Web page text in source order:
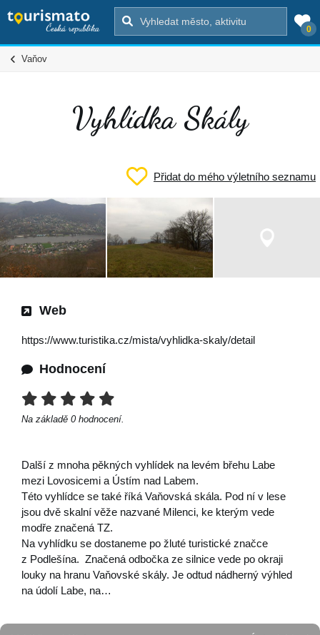
0
Vaňov
Vyhlídka Skály
Přidat do mého výletního seznamu
Web
https://www.turistika.cz/mista/vyhlidka-skaly/detail
Hodnocení
Na základě 0 hodnocení.
Další z mnoha pěkných vyhlídek na levém břehu Labe
mezi Lovosicemi a Ústím nad Labem.
Této vyhlídce se také říká Vaňovská skála. Pod ní v lese
jsou dvě skalní věže nazvané Milenci, ke kterým vede
modře značená TZ.
Na vyhlídku se dostaneme po žluté turistické značce
z Podlešína. Značená odbočka ze silnice vede po okraji
louky na hranu Vaňovské skály. Je odtud nádherný výhled
na údolí Labe, na…